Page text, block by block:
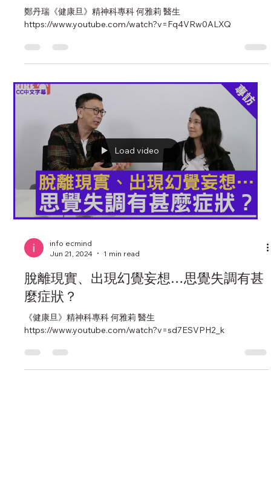
鄭丹瑞《健康旦》精神科專科 何雅莉 醫生
https://www.youtube.com/watch?v=Fq4VRw0ALXQ
Load video
info ecmind
Jun 21, 2024
1 min read
脫離現實、出現幻覺妄想…思覺失調有甚
麼症狀？
《健康旦》精神科專科 何雅莉 醫生
https://www.youtube.com/watch?v=sd7ESVPH2_k